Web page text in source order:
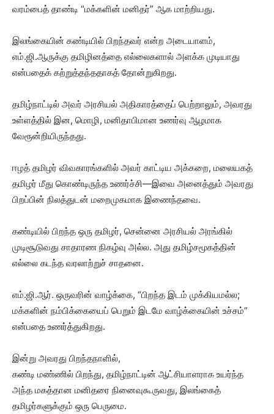
வரம்பைத் தாண்டி “மக்களின் மனிதர்” ஆக மாற்றியது.
இலங்கையின் கண்டியில் பிறந்தவர் என்ற அடையாளம்,
எம்.ஜி.ஆருக்கு தமிழினத்தை எல்லைகளால் அளக்க முடியாது
என்பதைக் கற்றுத்தந்ததாகத் தோன்றுகிறது.
தமிழ்நாட்டில் அவர் அரசியல் அதிகாரத்தைப் பெற்றாலும், அவரது
உள்ளத்தில் இன, மொழி, மனிதாபிமான உணர்வு ஆழமாக
வேரூன்றியிருந்தது.
ஈழத் தமிழர் விவகாரங்களில் அவர் காட்டிய அக்கறை, மலையகத்
தமிழர் மீது கொண்டிருந்த உணர்ச்சி—இவை அனைத்தும் அவரது
பிறப்பின் நிலத்துடன் மறைமுகமாக இணைந்தவை.
கண்டியில் பிறந்த ஒரு தமிழர், சென்னை அரசியல் அரங்கில்
முடிசூடுவது சாதாரண நிகழ்வு அல்ல. அது தமிழ்சமூகத்தின்
எல்லை கடந்த வரலாற்றுச் சாதனை.
எம்.ஜி.ஆர். ஒருவரின் வாழ்க்கை, “பிறந்த இடம் முக்கியமல்ல;
மக்களின் நம்பிக்கையைப் பெறும் இடமே வாழ்க்கையின் உச்சம்”
என்பதை உணர்த்துகிறது.
இன்று அவரது பிறந்தநாளில்,
கண்டி மண்ணில் பிறந்து, தமிழ்நாட்டின் ஆட்சியாளராக உயர்ந்த
அந்த மகத்தான மனிதரை நினைவுகூருவது, இலங்கைத்
தமிழர்களுக்கும் ஒரு பெருமை.